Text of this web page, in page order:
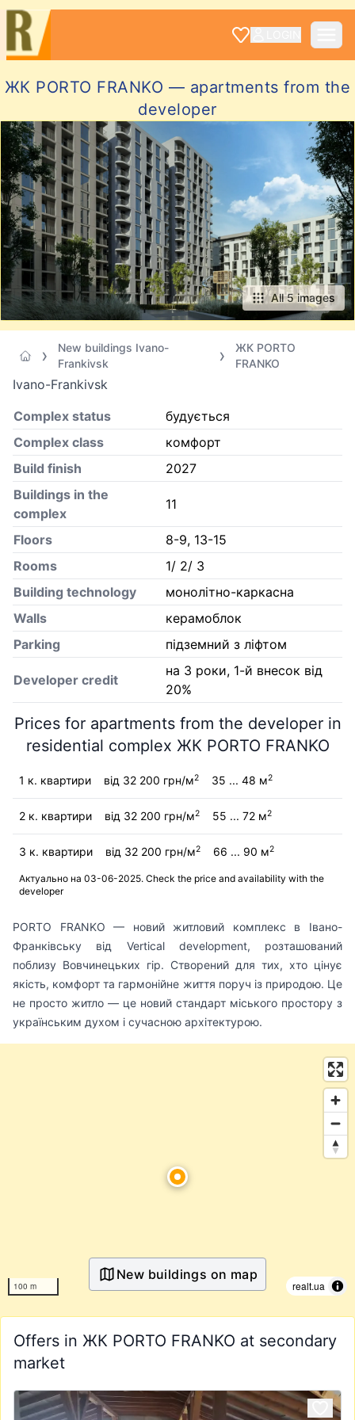
ЖК PORTO FRANKO — apartments from the
developer
All 5 images
New buildings Ivano-
Frankivsk
ЖК PORTO
FRANKO
Ivano-Frankivsk
Complex status
будується
Complex class
комфорт
Build finish
2027
Buildings in the
complex
11
Floors
8-9, 13-15
Rooms
1/ 2/ 3
Building technology
монолітно-каркасна
Walls
керамоблок
Parking
підземний з ліфтом
Developer credit
на 3 роки, 1-й внесок від
20%
Prices for apartments from the developer in
residential complex ЖК PORTO FRANKO
1 к. квартири від 32 200 грн/м2 35 ... 48 м2
2 к. квартири від 32 200 грн/м2 55 ... 72 м2
3 к. квартири від 32 200 грн/м2 66 ... 90 м2
Актуально на 03-06-2025. Check the price and availability with the
developer
PORTO FRANKO — новий житловий комплекс в Івано-
Франківську від Vertical development, розташований
поблизу Вовчинецьких гір. Створений для тих, хто цінує
якість, комфорт та гармонійне життя поруч із природою. Це
не просто житло — це новий стандарт міського простору з
українським духом і сучасною архітектурою.
100 m realt.ua
New buildings on map
Offers in ЖК PORTO FRANKO at secondary
market